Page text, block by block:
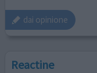
dai opinione
Reactine